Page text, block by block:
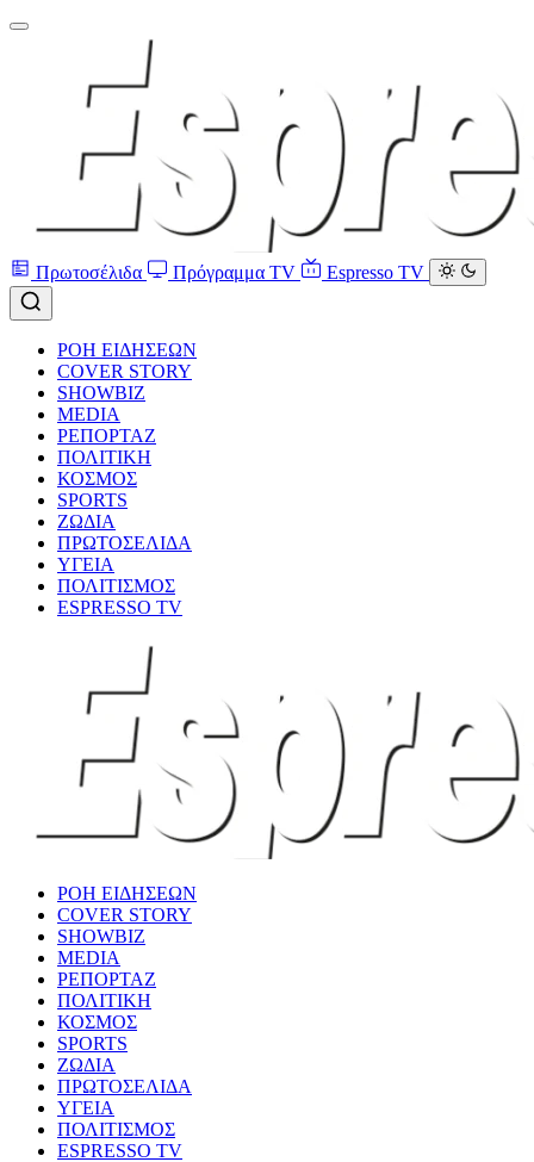
Πρωτοσέλιδα Πρόγραμμα TV Espresso TV
ΡΟΗ ΕΙΔΗΣΕΩΝ
COVER STORY
SHOWBIZ
MEDIA
ΡΕΠΟΡΤΑΖ
ΠΟΛΙΤΙΚΗ
ΚΟΣΜΟΣ
SPORTS
ΖΩΔΙΑ
ΠΡΩΤΟΣΕΛΙΔΑ
ΥΓΕΙΑ
ΠΟΛΙΤΙΣΜΟΣ
ESPRESSO TV
ΡΟΗ ΕΙΔΗΣΕΩΝ
COVER STORY
SHOWBIZ
MEDIA
ΡΕΠΟΡΤΑΖ
ΠΟΛΙΤΙΚΗ
ΚΟΣΜΟΣ
SPORTS
ΖΩΔΙΑ
ΠΡΩΤΟΣΕΛΙΔΑ
ΥΓΕΙΑ
ΠΟΛΙΤΙΣΜΟΣ
ESPRESSO TV